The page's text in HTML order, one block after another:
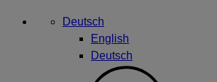
Deutsch
English
Deutsch